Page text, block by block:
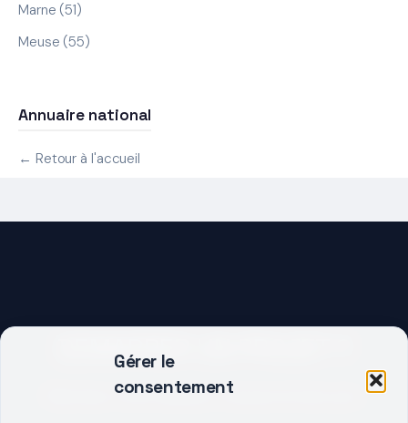
Gérer le
consentement
Marne (51)
Meuse (55)
Annuaire national
← Retour à l'accueil
DEMARRER UN PROJET ?
Décrivez votre besoin, trouvez le bon pro.